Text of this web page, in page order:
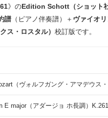
》のEdition Schott（ショット
譜 （ピアノ伴奏譜）＋ ヴァイオ
ス・ロスタル） 校訂版です。
（ヴォルフガング・アマデウス
E major（アダージョ ホ長調）K.261